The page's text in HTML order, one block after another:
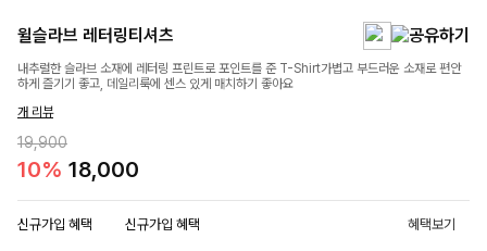
윌슬라브 레터링티셔츠
내추럴한 슬라브 소재에 레터링 프린트로 포인트를 준 T-Shirt가볍고 부드러운 소재로 편안
하게 즐기기 좋고, 데일리룩에 센스 있게 매치하기 좋아요
개 리뷰
19,900
10% 18,000
신규가입 혜택 신규가입 혜택 혜택보기